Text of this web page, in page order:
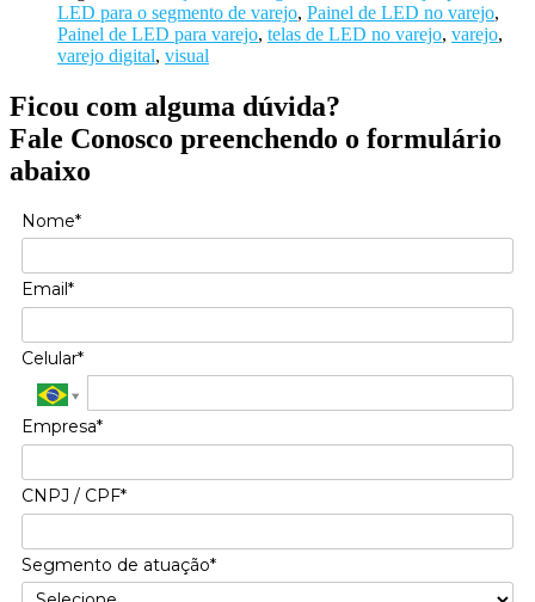
LED para o segmento de varejo, Painel de LED no varejo,
Painel de LED para varejo, telas de LED no varejo, varejo,
varejo digital, visual
Ficou com alguma dúvida?
Fale Conosco preenchendo o formulário
abaixo
Nome*
Email*
Celular*
Empresa*
CNPJ / CPF*
Segmento de atuação*